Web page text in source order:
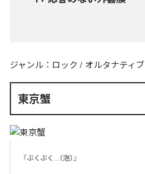
ジャンル： ロック / オルタナティブ
東京蟹
『ぶくぶく...（泡）』